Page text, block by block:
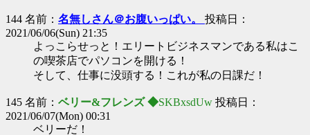
144 名前： 名無しさん＠お腹いっぱい。 投稿日：
2021/06/06(Sun) 21:35
よっこらせっと！エリートビジネスマンである私はこ
の喫茶店でパソコンを開ける！
そして、仕事に没頭する！これが私の日課だ！
145 名前： ベリー&フレンズ ◆SKBxsdUw 投稿日：
2021/06/07(Mon) 00:31
ベリーだ！